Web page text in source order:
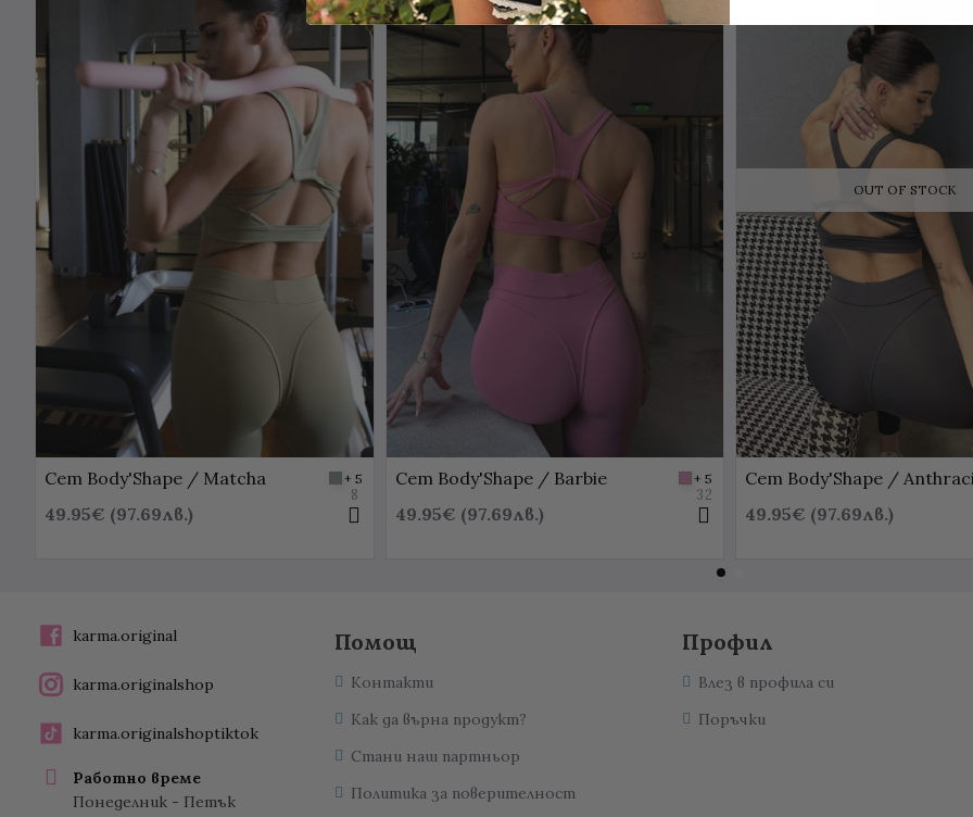
Сет Body'Shape / Matcha + 5
49.95€ (97.69лв.)
8
Сет Body'Shape / Barbie + 5
49.95€ (97.69лв.)
32
OUT OF STOCK
Сет Body'Shape /
49.95€ (97.69лв.)
karma.original
karma.originalshop
karma.originalshoptiktok
Работно време
Понеделник - Петък
Помощ
Контакти
Как да върна продукт?
Стани наш партньор
Политика за поверителност
Профил
Влез в профила си
Поръчки